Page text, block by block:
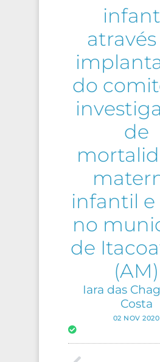
do
de
infantil e
no
de
(AM)
Iara das
Costa
02 NOV 2020